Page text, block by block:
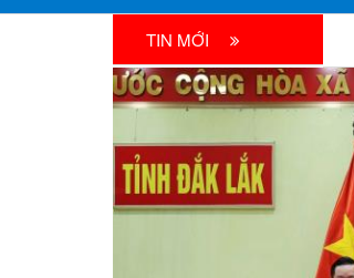
TIN MỚINHIỆT LIỆT CHÀO